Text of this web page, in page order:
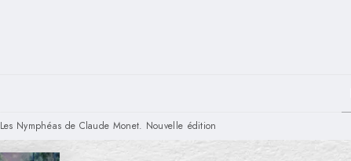
Les Nymphéas de Claude Monet. Nouvelle édition